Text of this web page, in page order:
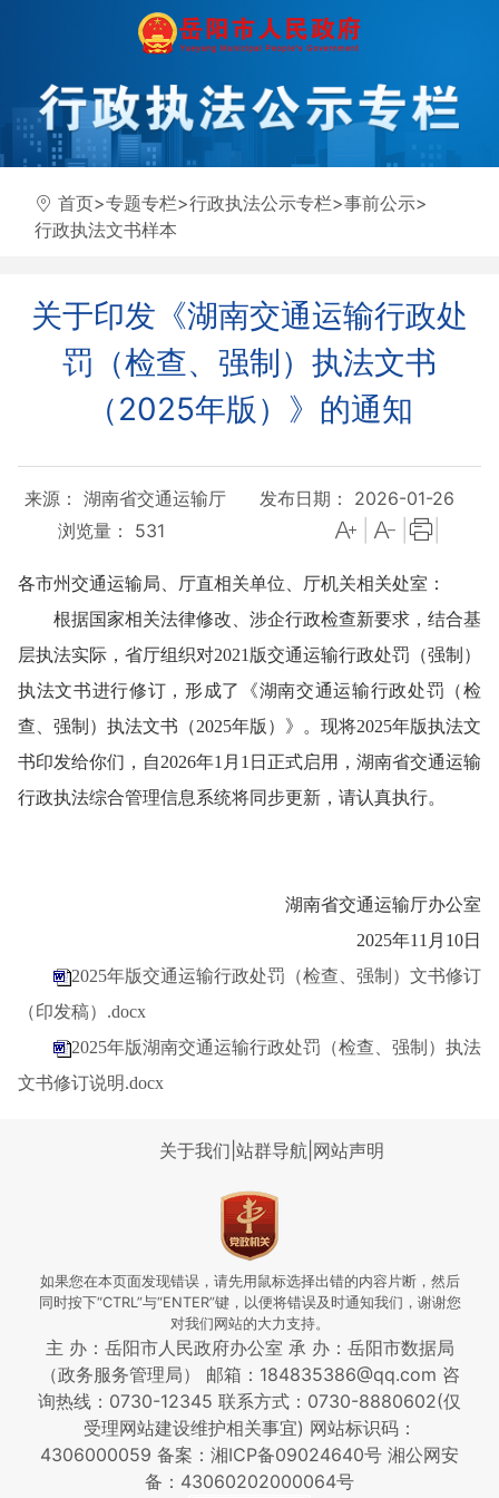
首页>专题专栏>行政执法公示专栏>事前公示>
行政执法文书样本
关于印发《湖南交通运输行政处
罚（检查、强制）执法文书
（2025年版）》的通知
来源： 湖南省交通运输厅
发布日期： 2026-01-26
浏览量： 531
各市州交通运输局、厅直相关单位、厅机关相关处室：
根据国家相关法律修改、涉企行政检查新要求，结合基
层执法实际，省厅组织对2021版交通运输行政处罚（强制）
执法文书进行修订，形成了《湖南交通运输行政处罚（检
查、强制）执法文书（2025年版）》。现将2025年版执法文
书印发给你们，自2026年1月1日正式启用，湖南省交通运输
行政执法综合管理信息系统将同步更新，请认真执行。
湖南省交通运输厅办公室
2025年11月10日
2025年版交通运输行政处罚（检查、强制）文书修订
（印发稿）.docx
2025年版湖南交通运输行政处罚（检查、强制）执法
文书修订说明.docx
关于我们 站群导航 网站声明
如果您在本页面发现错误，请先用鼠标选择出错的内容片断，然后
同时按下“CTRL”与“ENTER”键，以便将错误及时通知我们，谢谢您
对我们网站的大力支持。
主 办：岳阳市人民政府办公室 承 办：岳阳市数据局
（政务服务管理局） 邮箱：184835386@qq.com 咨
询热线：0730-12345 联系方式：0730-8880602(仅
受理网站建设维护相关事宜) 网站标识码：
4306000059 备案：湘ICP备09024640号 湘公网安
备：43060202000064号